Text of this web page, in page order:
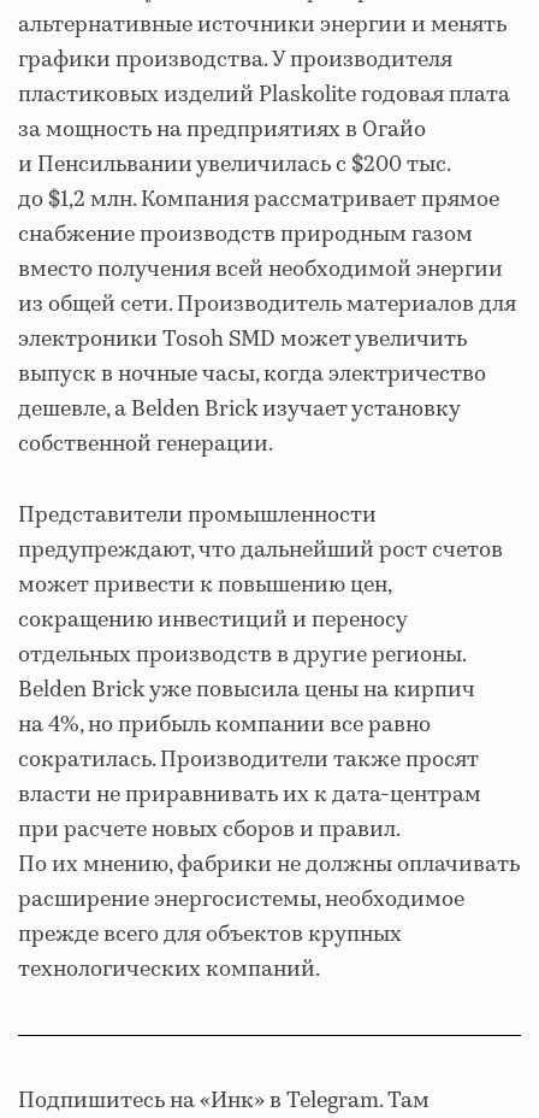
альтернативные источники энергии и менять
графики производства. У производителя
пластиковых изделий Plaskolite годовая плата
за мощность на предприятиях в Огайо
и Пенсильвании увеличилась с $200 тыс.
до $1,2 млн. Компания рассматривает прямое
снабжение производств природным газом
вместо получения всей необходимой энергии
из общей сети. Производитель материалов для
электроники Tosoh SMD может увеличить
выпуск в ночные часы, когда электричество
дешевле, а Belden Brick изучает установку
собственной генерации.
Представители промышленности
предупреждают, что дальнейший рост счетов
может привести к повышению цен,
сокращению инвестиций и переносу
отдельных производств в другие регионы.
Belden Brick уже повысила цены на кирпич
на 4%, но прибыль компании все равно
сократилась. Производители также просят
власти не приравнивать их к дата-центрам
при расчете новых сборов и правил.
По их мнению, фабрики не должны оплачивать
расширение энергосистемы, необходимое
прежде всего для объектов крупных
технологических компаний.
Подпишитесь на «Инк» в Telegram. Там